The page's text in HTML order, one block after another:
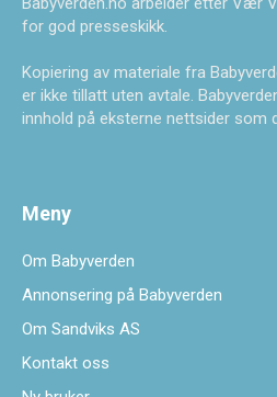
for god presseskikk.
Kopiering av materiale fra
er ikke tillatt uten avtale.
innhold på eksterne nettsider som
Meny
Om Babyverden
Annonsering på Babyverden
Om Sandviks AS
Kontakt oss